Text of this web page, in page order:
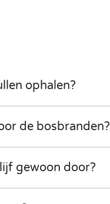
ophalen?
de bosbranden?
gewoon door?